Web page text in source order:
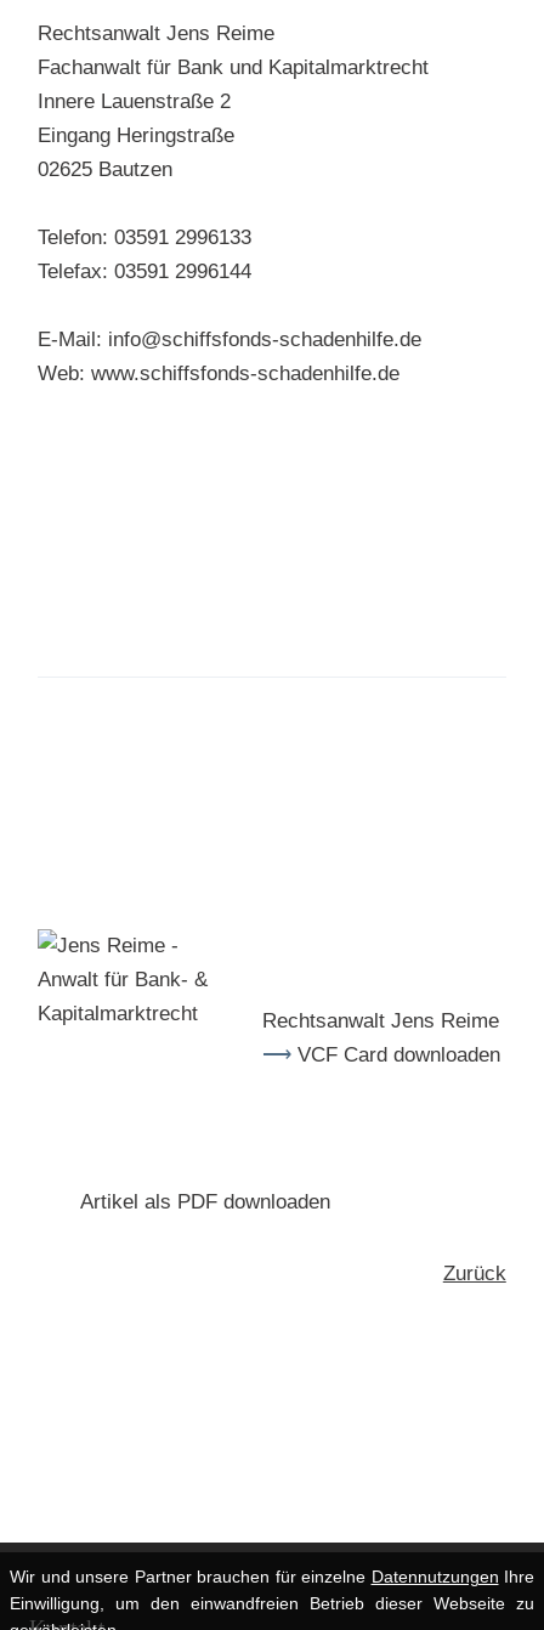
Rechtsanwalt Jens Reime
Fachanwalt für Bank und Kapitalmarktrecht
Innere Lauenstraße 2
Eingang Heringstraße
02625 Bautzen
Telefon: 03591 2996133
Telefax: 03591 2996144
E-Mail: info@schiffsfonds-schadenhilfe.de
Web: www.schiffsfonds-schadenhilfe.de
Rechtsanwalt Jens Reime
VCF Card downloaden
Artikel als PDF downloaden
Zurück
Wir und unsere Partner brauchen für einzelne Datennutzungen Ihre
Einwilligung, um den einwandfreien Betrieb dieser Webseite zu